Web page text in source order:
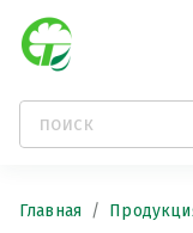
Главная